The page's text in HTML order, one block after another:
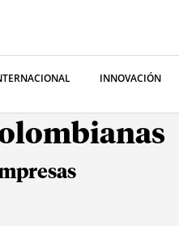
INNOVACIÓN